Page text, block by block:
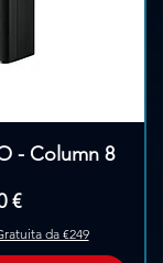
- Column 8
€
da €249